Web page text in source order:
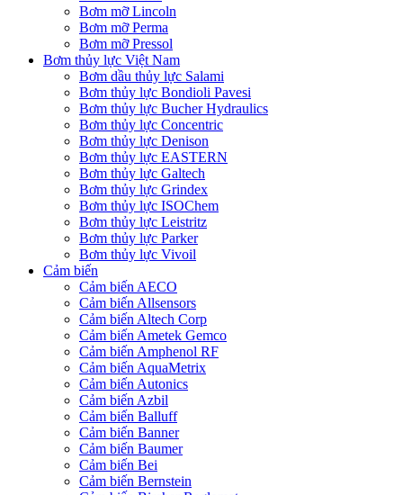
Bơm mỡ Lincoln
Bơm mỡ Perma
Bơm mỡ Pressol
Bơm thủy lực Việt Nam
Bơm dầu thủy lực Salami
Bơm thủy lực Bondioli Pavesi
Bơm thủy lực Bucher Hydraulics
Bơm thủy lực Concentric
Bơm thủy lực Denison
Bơm thủy lực EASTERN
Bơm thủy lực Galtech
Bơm thủy lực Grindex
Bơm thủy lực ISOChem
Bơm thủy lực Leistritz
Bơm thủy lực Parker
Bơm thủy lực Vivoil
Cảm biến
Cảm biến AECO
Cảm biến Allsensors
Cảm biến Altech Corp
Cảm biến Ametek Gemco
Cảm biến Amphenol RF
Cảm biến AquaMetrix
Cảm biến Autonics
Cảm biến Azbil
Cảm biến Balluff
Cảm biến Banner
Cảm biến Baumer
Cảm biến Bei
Cảm biến Bernstein